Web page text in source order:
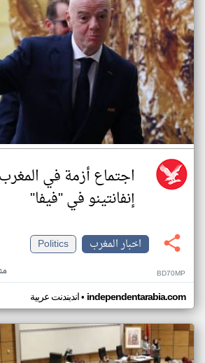
اجتماع أزمة في
إنفانتينو في "فيفا"
اخبار المغرب
Politics
BD70MP
اندبندنت عربية• independentarabia.com